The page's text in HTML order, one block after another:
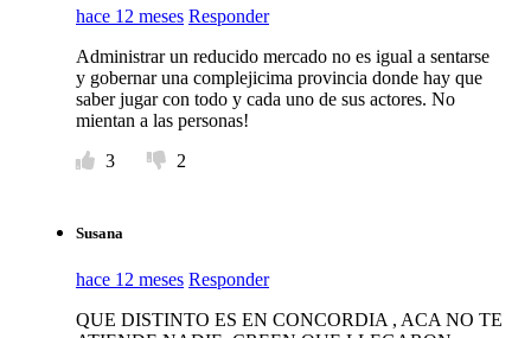
hace 12 meses Responder
Administrar un reducido mercado no es igual a sentarse
y gobernar una complejicima provincia donde hay que
saber jugar con todo y cada uno de sus actores. No
mientan a las personas!
3
2
Susana
hace 12 meses Responder
QUE DISTINTO ES EN CONCORDIA , ACA NO TE